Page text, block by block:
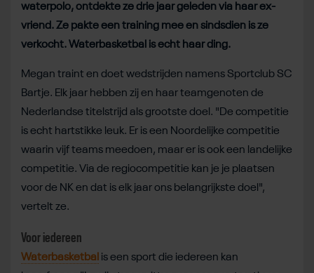
waterpolo, ontdekte ze drie jaar geleden via haar ex-
vriend. Ze pakte een training mee en sindsdien is ze
verkocht. Waterbasketbal is echt haar ding.
Megan traint en doet wedstrijden namens Sportclub SC
Bartje. Elk jaar hebben zij en haar teamgenoten de
Nederlandse titelstrijd als grootste doel. "De competitie
is echt hartstikke leuk. Er is een Noordelijke competitie
waarin vijf teams meedoen, maar er is ook een landelijke
competitie. Via de regiocompetitie kan je je plaatsen
voor de NK en dat is elk jaar ons belangrijkste doel",
vertelt ze.
Voor iedereen
Waterbasketbal is een sport die iedereen kan